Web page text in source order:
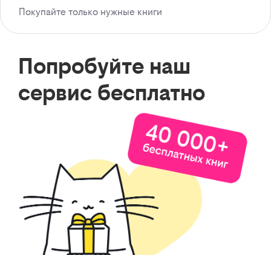
Покупайте только нужные книги
Попробуйте наш
сервис бесплатно